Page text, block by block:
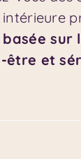
être et